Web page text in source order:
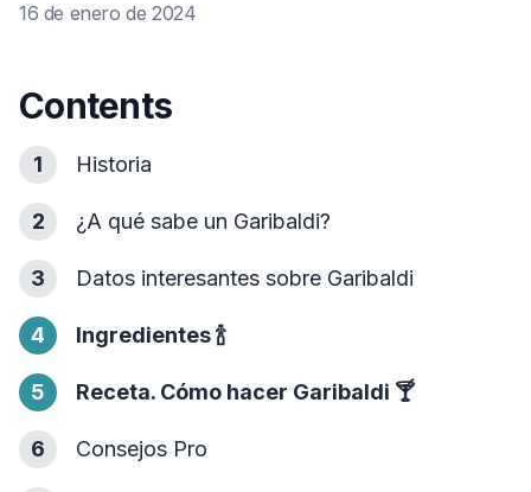
16 de enero de 2024
Contents
1 Historia
2 ¿A qué sabe un Garibaldi?
3 Datos interesantes sobre Garibaldi
4 Ingredientes🍾
5 Receta. Cómo hacer Garibaldi 🍸
6 Consejos Pro